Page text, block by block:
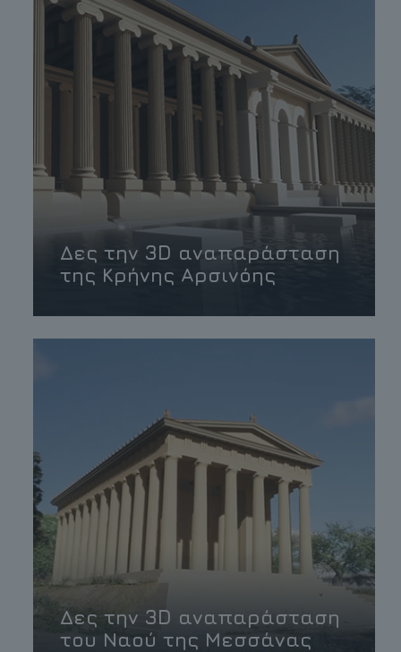
Δες την 3D αναπαράσταση
της Κρήνης Αρσινόης
Δες την 3D αναπαράσταση
του Ναού της Μεσσάνας